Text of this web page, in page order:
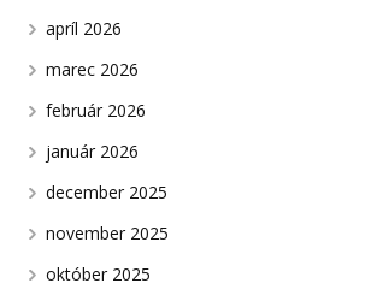
apríl 2026
marec 2026
február 2026
január 2026
december 2025
november 2025
október 2025